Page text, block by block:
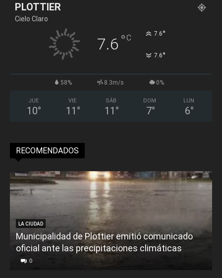
PLOTTIER
Cielo Claro
7.6 °C 7.6°
7.6°
58% 8.3m/s 0%
JUE
10°
VIE
11 °
SÁB
11 °
DOM
7°
LUN
6°
RECOMENDADOS
LA CIUDAD
Municipalidad de Plottier emitió comunicado
oficial ante las precipitaciones climáticas
0